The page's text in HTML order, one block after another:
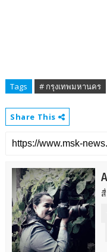
Tags # กรุงเทพมหานคร
Share This